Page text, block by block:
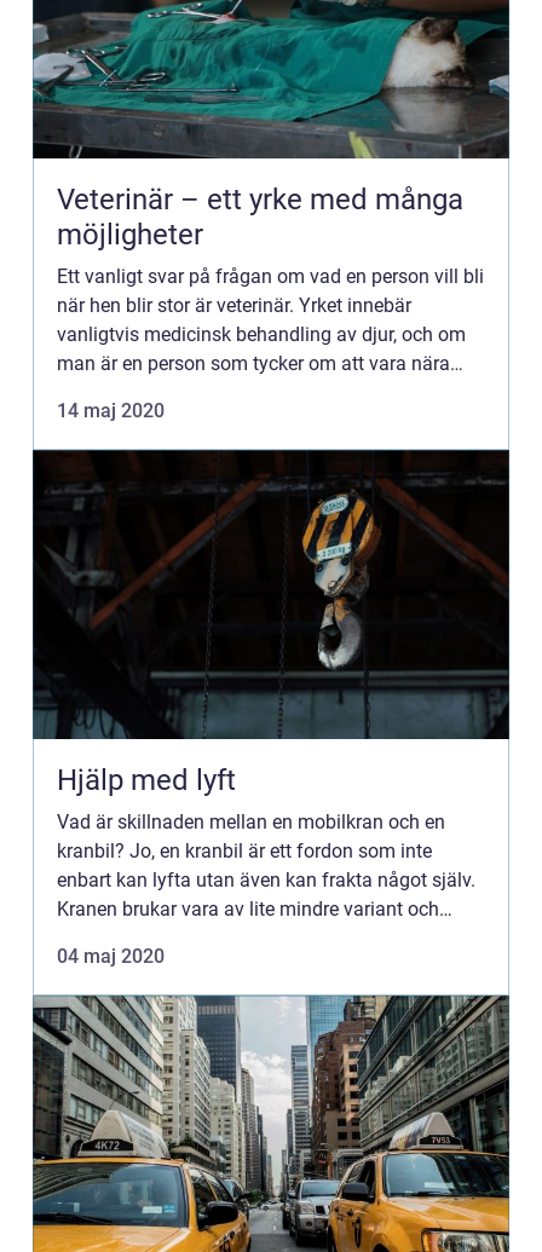
Veterinär – ett yrke med många
möjligheter
Ett vanligt svar på frågan om vad en person vill bli
när hen blir stor är veterinär. Yrket innebär
vanligtvis medicinsk behandling av djur, och om
man är en person som tycker om att vara nära
14 maj 2020
Hjälp med lyft
Vad är skillnaden mellan en mobilkran och en
kranbil? Jo, en kranbil är ett fordon som inte
enbart kan lyfta utan även kan frakta något själv.
Kranen brukar vara av lite mindre variant och
04 maj 2020